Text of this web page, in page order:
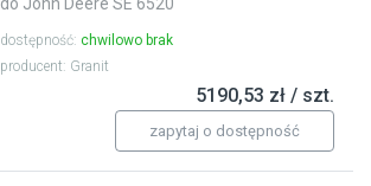
dostępność: chwilowo brak
producent: Granit
5190,53 zł / szt.
zapytaj o dostępność